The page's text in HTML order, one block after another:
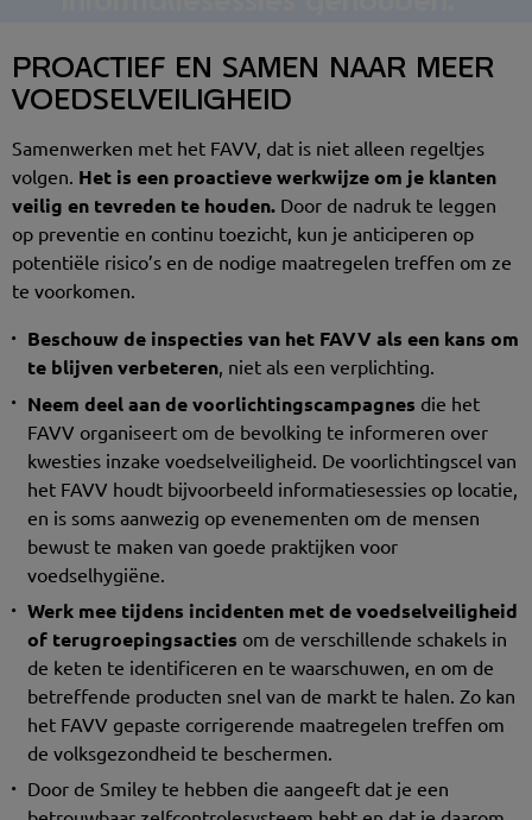
PROACTIEF EN SAMEN NAAR MEER
VOEDSELVEILIGHEID
Samenwerken met het FAVV, dat is niet alleen regeltjes
volgen. Het is een proactieve werkwijze om je klanten
veilig en tevreden te houden. Door de nadruk te leggen
op preventie en continu toezicht, kun je anticiperen op
potentiële risico’s en de nodige maatregelen treffen om ze
te voorkomen.
Beschouw de inspecties van het FAVV als een kans om
te blijven verbeteren, niet als een verplichting.
Neem deel aan de voorlichtingscampagnes die het
FAVV organiseert om de bevolking te informeren over
kwesties inzake voedselveiligheid. De voorlichtingscel van
het FAVV houdt bijvoorbeeld informatiesessies op locatie,
en is soms aanwezig op evenementen om de mensen
bewust te maken van goede praktijken voor
voedselhygiëne.
Werk mee tijdens incidenten met de voedselveiligheid
of terugroepingsacties om de verschillende schakels in
de keten te identificeren en te waarschuwen, en om de
betreffende producten snel van de markt te halen. Zo kan
het FAVV gepaste corrigerende maatregelen treffen om
de volksgezondheid te beschermen.
Door de Smiley te hebben die aangeeft dat je een